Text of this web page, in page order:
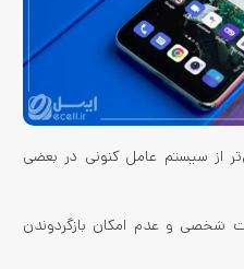
از سیستم عامل کنونی در بعضی
شخصی و عدم امکان بازگردوندن